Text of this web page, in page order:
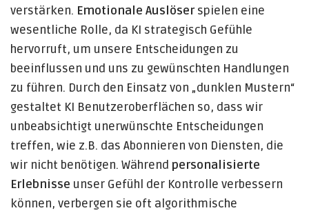
verstärken. Emotionale Auslöserspielen eine
wesentliche Rolle, da KI strategisch Gefühle
hervorruft, um unsere Entscheidungen zu
beeinflussen und uns zu gewünschten Handlungen
zu führen. Durch den Einsatz von „dunklen Mustern“
gestaltet KI Benutzeroberflächen so, dass wir
unbeabsichtigt unerwünschte Entscheidungen
treffen, wie z.B. das Abonnieren von Diensten, die
wir nicht benötigen. Während personalisierte
Erlebnisse unser Gefühl der Kontrolle verbessern
können, verbergen sie oft algorithmische